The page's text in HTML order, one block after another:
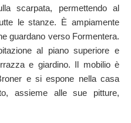
scarpata, permettendo al
le stanze. È ampiamente
guardano verso Formentera.
al piano superiore e
e giardino. Il mobilio è
e si espone nella casa
assieme alle sue pitture,